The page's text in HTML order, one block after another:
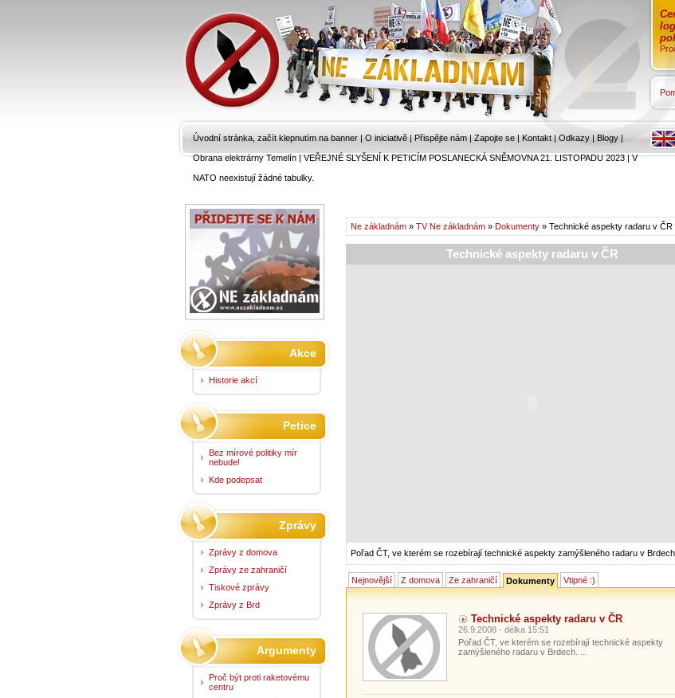
Úvodní stránka, začít klepnutím na banner | O iniciativě | Přispějte nám | Zapojte se | Kontakt | Odkazy | Blogy |
Obrana elektrárny Temelín|VEŘEJNÉ SLYŠENÍ K PETICÍM POSLANECKÁ SNĚMOVNA 21. LISTOPADU 2023|V
NATO neexistují žádné tabulky.
Ne základnám » TV Ne základnám » Dokumenty » Technické aspekty radaru v ČR
Technické aspekty radaru v ČR
Pořad ČT, ve kterém se rozebírají technické aspekty zamýšleného radaru v Brdech.
Nejnovější Z domova Ze zahraničí Dokumenty Vtipné :)
Technické aspekty radaru v ČR
26.9.2008 - délka 15:51
Pořad ČT, ve kterém se rozebírají technické aspekty
zamýšleného radaru v Brdech. ...
Akce
Historie akcí
Petice
Bez mírové politiky mír
nebude!
Kde podepsat
Zprávy
Zprávy z domova
Zprávy ze zahraničí
Tiskové zprávy
Zprávy z Brd
Argumenty
Proč být proti raketovému
centru